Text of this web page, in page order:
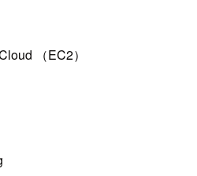
（EC2）